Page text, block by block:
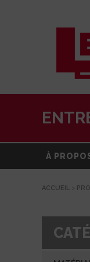
À
À PROPOS
ÉQUIPE
ACCUEIL >